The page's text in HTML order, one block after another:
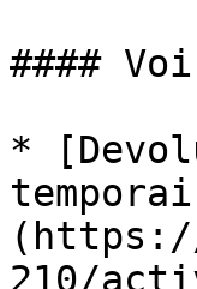
####
*
(https://
210/